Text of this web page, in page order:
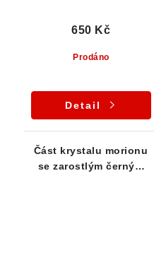
Prodáno
650 Kč
Detail
Část krystalu morionu
se zarostlým černým